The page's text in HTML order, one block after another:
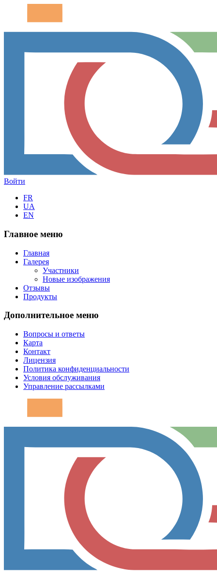
Войти
FR
UA
EN
Главное меню
Главная
Галерея
Участники
Новые изображения
Отзывы
Продукты
Дополнительное меню
Вопросы и ответы
Карта
Контакт
Лицензия
Политика конфиденциальности
Условия обслуживания
Управление рассылками